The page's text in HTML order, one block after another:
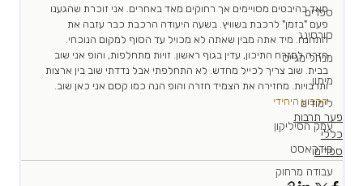
ספרים
סורסינג
מנהל מגייס
מיתון
לימודים
עמק הסיליקון
פודקאסט
עבודה מרחוק
מאד בהיבטים מסויימים אך רחוקים מאד באחרים. אני זוכרת שהגענו
פעם "בזמן" לרכבת בשוויץ. בשעה היעודה הרכבת כבר עזבה את
התחנה. מיד אתה מבין שאתה לא מכויל עד הסוף למקום הנוכחי.
חזרה למזרח התיכון, עדין בגוף ראשון. זויות מתחלפות, והופ אני שוב
בבית. שוב צריך לכייל מחדש. לא התחלפתי אבל נדדתי שוב בין ארצות
ותרבויות. מחזירה את הצמיד חזרה והופ הנה כמו קסם אני כאן שוב.
הקבוע היחידי
פער תרבות
כללי
ספרים